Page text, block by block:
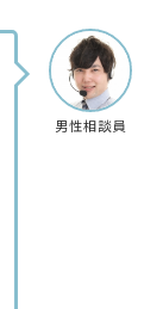
男性相談員